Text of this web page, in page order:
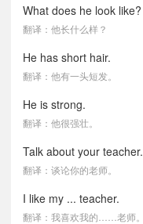
What does he look like?
翻译：他长什么样？
He has short hair.
翻译：他有一头短发。
He is strong.
翻译：他很强壮。
Talk about your teacher.
翻译：谈论你的老师。
I like my ... teacher.
翻译：我喜欢我的……老师。